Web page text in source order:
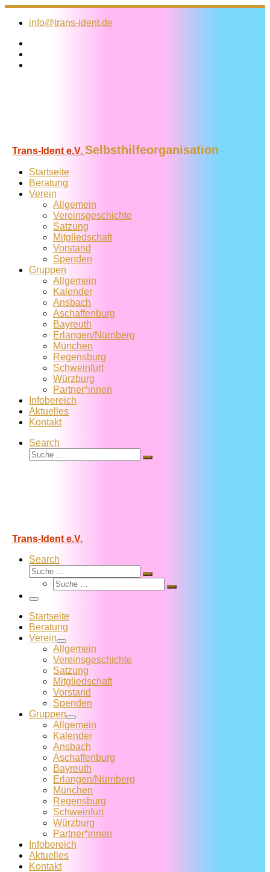
Zum
Inhalt
info@trans-ident.de
Trans-Ident e.V. Selbsthilfeorganisation
Startseite
Beratung
Verein
Allgemein
Vereins­geschichte
Satzung
Mitglied­schaft
Vorstand
Spenden
Gruppen
Allgemein
Kalender
Ansbach
Aschaffenburg
Bayreuth
Erlangen/Nürnberg
München
Regensburg
Schweinfurt
Würzburg
Partner*innen
Infobereich
Aktuelles
Kontakt
Search
Suche
Suche
Trans-Ident e.V.
Search
Suche
Suche
Suche
Suche
Menü
Startseite
Beratung
Verein
Allgemein
Vereins­geschichte
Satzung
Mitglied­schaft
Vorstand
Spenden
Gruppen
Allgemein
Kalender
Ansbach
Aschaffenburg
Bayreuth
Erlangen/Nürnberg
München
Regensburg
Schweinfurt
Würzburg
Partner*innen
Infobereich
Aktuelles
Kontakt